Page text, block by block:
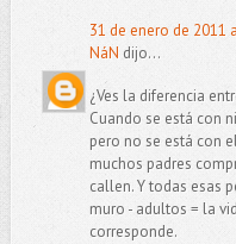
31 de enero de 2011
NáN dijo...
¿Ves la diferencia
Cuando se está con
pero no se está con
muchos padres
callen. Y todas esas
muro - adultos = la
corresponde.